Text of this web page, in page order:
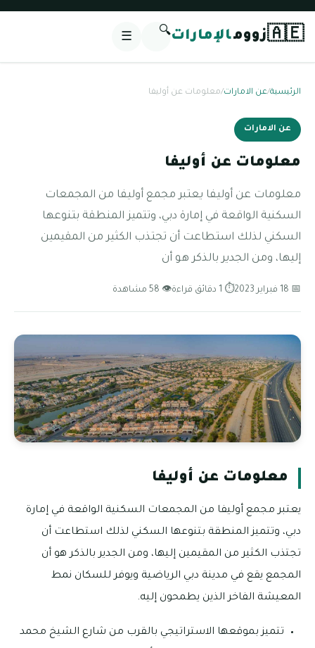
🇦🇪زوومالإمارات🔍
☰
الرئيسية/عن الامارات/معلومات عن أوليفا
عن الامارات
معلومات عن أوليفا
معلومات عن أوليفا يعتبر مجمع أوليفا من المجمعات
السكنية الواقعة في إمارة دبي، وتتميز المنطقة بتنوعها
السكني لذلك استطاعت أن تجتذب الكثير من المقيمين
إليها، ومن الجدير بالذكر هو أن
📅 18 فبراير 2023 ⏱ 1 دقائق قراءة 👁 58 مشاهدة
معلومات عن أوليفا
يعتبر مجمع أوليفا من المجمعات السكنية الواقعة في إمارة
دبي، وتتميز المنطقة بتنوعها السكني لذلك استطاعت أن
تجتذب الكثير من المقيمين إليها، ومن الجدير بالذكر هو أن
المجمع يقع في مدينة دبي الرياضية ويوفر للسكان نمط
المعيشة الفاخر الذين يطمحون إليه.
تتميز بموقعها الاستراتيجي بالقرب من شارع الشيخ محمد